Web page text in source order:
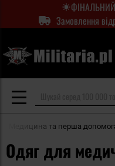
Замовлення
Медицина та перша
Одяг для